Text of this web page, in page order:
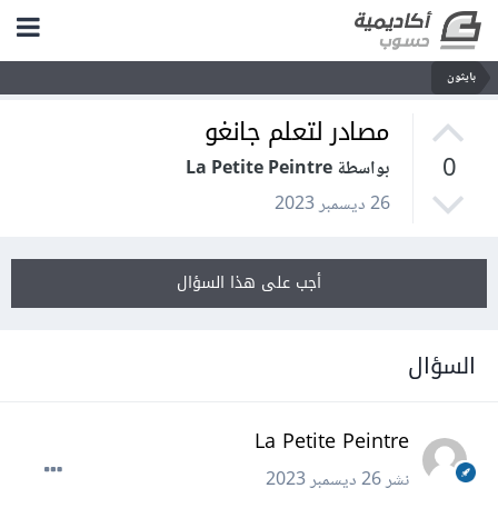
بايثون
0
مصادر لتعلم جانغو
بواسطة La Petite Peintre
26 ديسمبر 2023
أجب على هذا السؤال
السؤال
La Petite Peintre
نشر26 ديسمبر 2023